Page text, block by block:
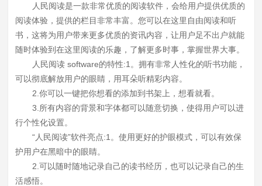
人民阅读是一款非常优质的阅读软件，会给用户提供优质的
阅读体验，提供的栏目非常丰富。您可以在这里自由阅读和听
书，这将为用户带来更多优质的资讯内容，让用户足不出户就能
随时体验到在这里阅读的乐趣，了解更多时事，掌握世界大事。
人民阅读 software的特性:1。拥有非常人性化的听书功能，
可以彻底解放用户的眼睛，用耳朵听精彩内容。
2.你可以一键把你想看的添加到书架上，想看就看。
3.所有内容的背景和字体都可以随意切换，使得用户可以进
行个性化设置。
“人民阅读”软件亮点:1。使用更好的护眼模式，可以有效保
护用户在黑暗中的眼睛。
2.可以随时随地记录自己的读书经历，也可以记录自己的生
活感悟。